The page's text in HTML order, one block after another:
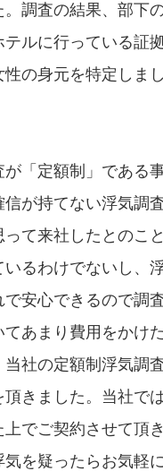
調査の結果、部下
ルに行っている証
の身元を特定しまし
が「定額制」である
信が持てない浮気調
て来社したとのこ
るわけでないし、
安心できるので調
あまり費用をかけ
社の定額制浮気調
頂きました。当社で
上でご契約させて頂
を疑ったらお気軽